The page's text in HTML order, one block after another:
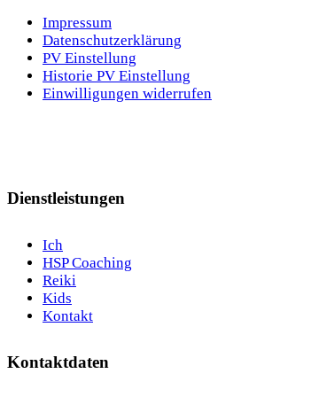
Impressum
Datenschutzerklärung
PV Einstellung
Historie PV Einstellung
Einwilligungen widerrufen
Dienstleistungen
Ich
HSP Coaching
Reiki
Kids
Kontakt
Kontaktdaten